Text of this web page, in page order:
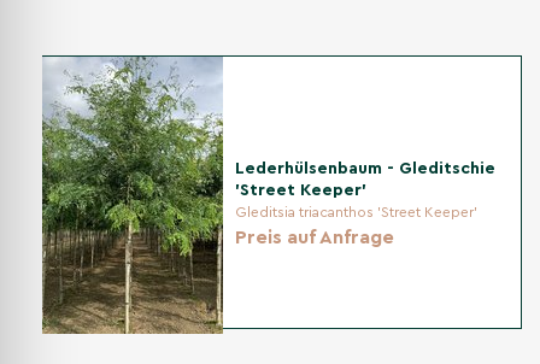
Lederhülsenbaum - Gleditschie
'Street Keeper'
Gleditsia triacanthos 'Street Keeper'
Preis auf Anfrage